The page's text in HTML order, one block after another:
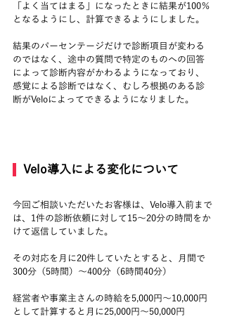
「よく当てはまる」になったときに結果が100％
となるようにし、計算できるようにしました。
結果のパーセンテージだけで診断項目が変わる
のではなく、途中の質問で特定のものへの回答
によって診断内容がかわるようになっており、
感覚による診断ではなく、むしろ根拠のある診
断がVeloによってできるようになりました。
  Velo導入による変化について
今回ご相談いただいたお客様は、Velo導入前まで
は、1件の診断依頼に対して15～20分の時間をか
けて返信していました。
その対応を月に20件していたとすると、月間で
300分（5時間）～400分（6時間40分）
経営者や事業主さんの時給を5,000円～10,000円
として計算すると月に25,000円～50,000円